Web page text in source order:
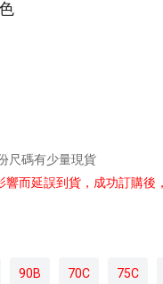
尺碼有少量現貨
而延誤到貨，成功訂購後，
90B 70C 75C